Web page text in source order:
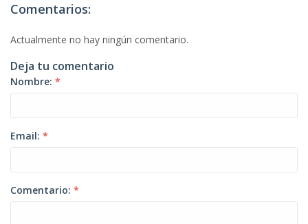
Comentarios:
Actualmente no hay ningún comentario.
Deja tu comentario
Nombre: *
Email: *
Comentario: *